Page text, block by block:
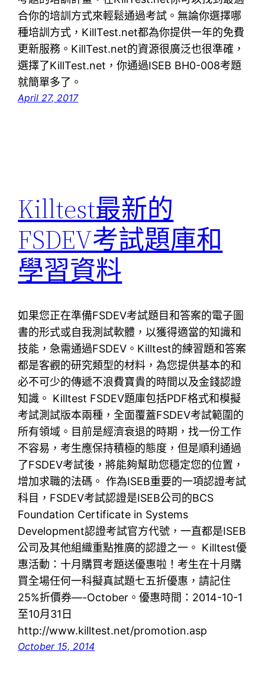
合你的培訓方式來輕鬆通過考試。無論你選擇哪
種培訓方式，KillTest.net都為你提供一年的免費
更新服務。KillTest.net的資源很廣泛也很準確，
選擇了KillTest.net，你通過ISEB BH0-008考題
就簡單多了。
April 27, 2017
Killtest最新的
FSDEV考試題庫和
學習資料
如果您正在準備FSDEV考試題目和答案的電子圖
書的形式或自我測試軟體，以獲得適當的知識和
技能，急需通過FSDEV。Killtest的練習題和答案
都是客觀的研究類型的材料，為您提供基本的和
必不可少的傳遞不浪費寶貴的時間以及金錢認證
知識。 Killtest FSDEV題庫包括PDF格式和模擬
考試測試版本兩種，全面覆蓋FSDEV考試範圍的
所有領域。目前是經濟衰退的時期，找一份工作
不容易，考生應保持積極的態度，但是順利通過
了FSDEV考試後，將能夠幫助您穩定您的位置，
增加求職的法碼。 作為ISEB重要的一項認證考試
科目，FSDEV考試認證是ISEB公司的BCS
Foundation Certificate in Systems
Development認證考試官方代號，一直都是ISEB
公司及其他組織重點推廣的認證之一。 Killtest優
惠活動：十月購買考題送優惠啦！考生在十月購
買全場任何一科擬真試題七五折優惠，請記住
25%折價券—-October。優惠時間：2014-10-1
至10月31日
http://www.killtest.net/promotion.asp
October 15, 2014